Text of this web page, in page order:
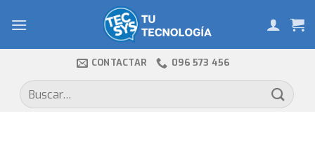
CONTACTAR 096 573 456
Buscar
por: